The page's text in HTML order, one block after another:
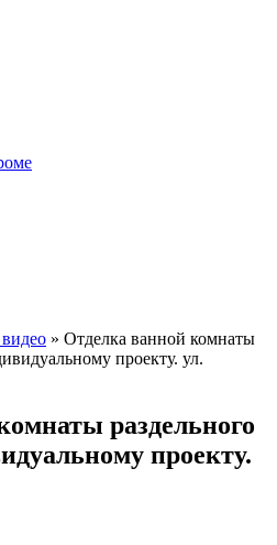
» Отделка ванной комнаты
проекту. ул.
раздельного
проекту.